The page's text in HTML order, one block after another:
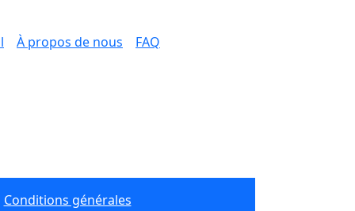
À propos de nous FAQ
Conditions générales